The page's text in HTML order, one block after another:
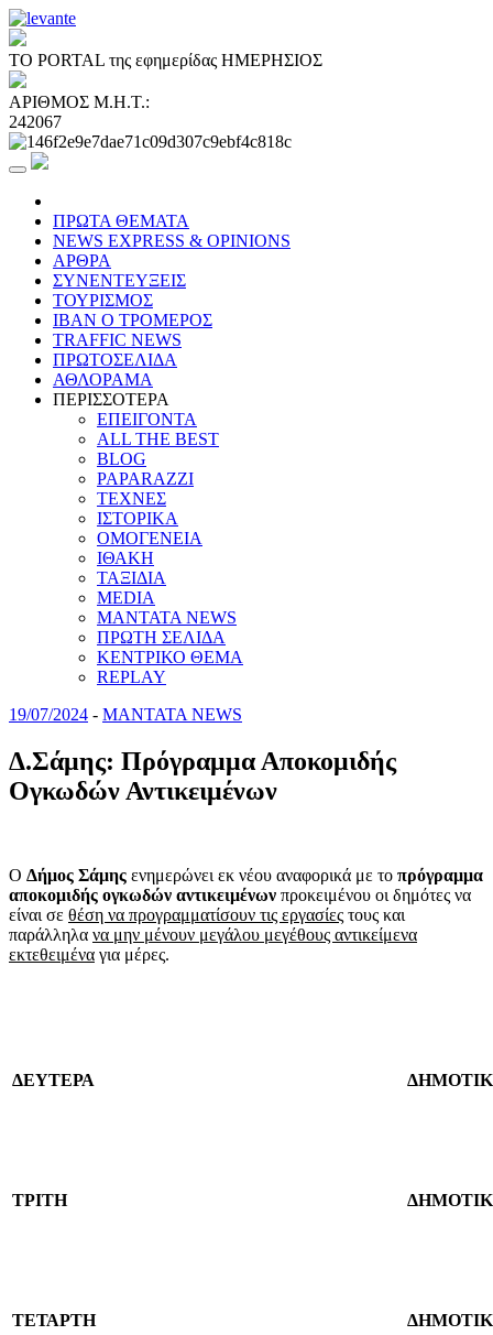
ΤΟ PORTAL της εφημερίδας ΗΜΕΡΗΣΙΟΣ
ΑΡΙΘΜΟΣ Μ.Η.Τ.:
242067
ΠΡΩΤΑ ΘΕΜΑΤΑ
NEWS EXPRESS & OPINIONS
ΑΡΘΡΑ
ΣΥΝΕΝΤΕΥΞΕΙΣ
ΤΟΥΡΙΣΜΟΣ
ΙΒΑΝ Ο ΤΡΟΜΕΡΟΣ
TRAFFIC NEWS
ΠΡΩΤΟΣΕΛΙΔΑ
ΑΘΛΟΡΑΜΑ
ΠΕΡΙΣΣΟΤΕΡΑ
ΕΠΕΙΓΟΝΤΑ
ALL THE BEST
BLOG
PAPARAZZI
ΤΕΧΝΕΣ
ΙΣΤΟΡΙΚΑ
ΟΜΟΓΕΝΕΙΑ
ΙΘΑΚΗ
ΤΑΞΙΔΙΑ
MEDIA
MANTATA NEWS
ΠΡΩΤΗ ΣΕΛΙΔΑ
ΚΕΝΤΡΙΚΟ ΘΕΜΑ
REPLAY
19/07/2024 - MANTATA NEWS
Δ.Σάμης: Πρόγραμμα Αποκομιδής
Ογκωδών Αντικειμένων
Ο Δήμος Σάμης ενημερώνει εκ νέου αναφορικά με το πρόγραμμα
αποκομιδής ογκωδών αντικειμένων προκειμένου οι δημότες να
είναι σε θέση να προγραμματίσουν τις εργασίες τους και
παράλληλα να μην μένουν μεγάλου μεγέθους αντικείμενα
εκτεθειμένα για μέρες.
ΔΕΥΤΕΡΑ
ΤΡΙΤΗ
ΤΕΤΑΡΤΗ